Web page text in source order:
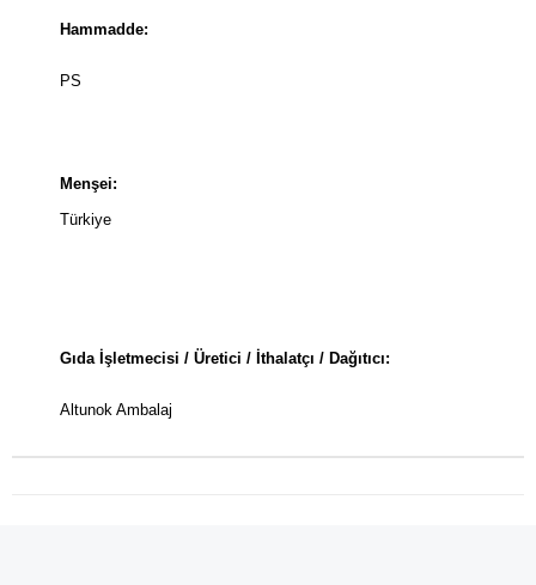
Hammadde:
PS
Menşei:
Türkiye
Gıda İşletmecisi / Üretici / İthalatçı / Dağıtıcı:
Altunok Ambalaj